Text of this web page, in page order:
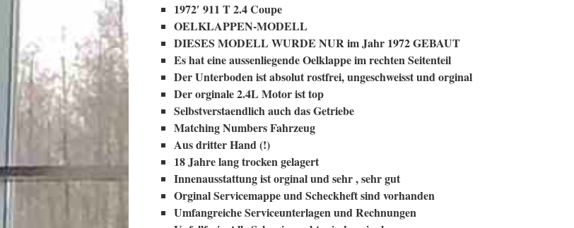
1972′ 911 T 2.4 Coupe
OELKLAPPEN-MODELL
DIESES MODELL WURDE NUR im Jahr 1972 GEBAUT
Es hat eine aussenliegende Oelklappe im rechten Seitenteil
Der Unterboden ist absolut rostfrei, ungeschweisst und orginal
Der orginale 2.4L Motor ist top
Selbstverstaendlich auch das Getriebe
Matching Numbers Fahrzeug
Aus dritter Hand (!)
18 Jahre lang trocken gelagert
Innenausstattung ist orginal und sehr , sehr gut
Orginal Servicemappe und Scheckheft sind vorhanden
Umfangreiche Serviceunterlagen und Rechnungen